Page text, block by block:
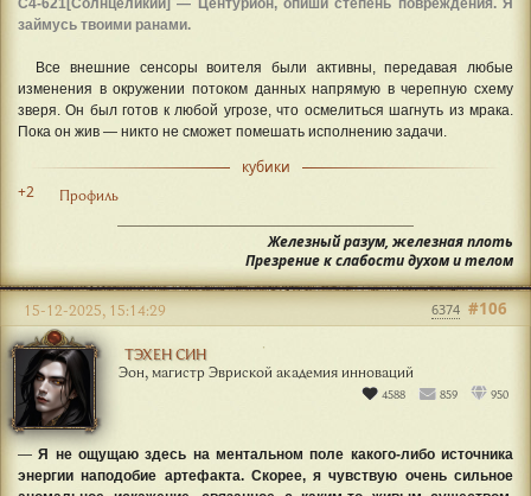
С4-621[Солнцеликий] — Центурион, опиши степень повреждения. Я
займусь твоими ранами.
Все внешние сенсоры воителя были активны, передавая любые
изменения в окружении потоком данных напрямую в черепную схему
зверя. Он был готов к любой угрозе, что осмелиться шагнуть из мрака.
Пока он жив — никто не сможет помешать исполнению задачи.
кубики
+2
Профиль
Железный разум, железная плоть
Презрение к слабости духом и телом
ТЭХЕН СИН
Эон, магистр Эвриской академия инноваций
4588 859 950
#106
15-12-2025, 15:14:29 6374
—Я не ощущаю здесь на ментальном поле какого-либо источника
энергии наподобие артефакта. Скорее, я чувствую очень сильное